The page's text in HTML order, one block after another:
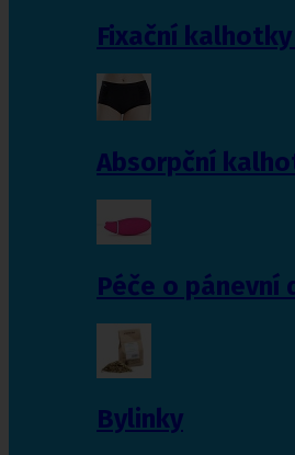
Fixační
Absorpční
Péče o pánevní
Bylinky